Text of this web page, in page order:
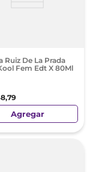
Ruiz De La Prada
Fem Edt X 80Ml
,79
Agregar